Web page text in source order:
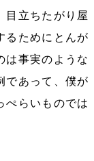
目立ちたがり屋
るためにとんが
は事実のような
であって、僕が
ぺらいものでは